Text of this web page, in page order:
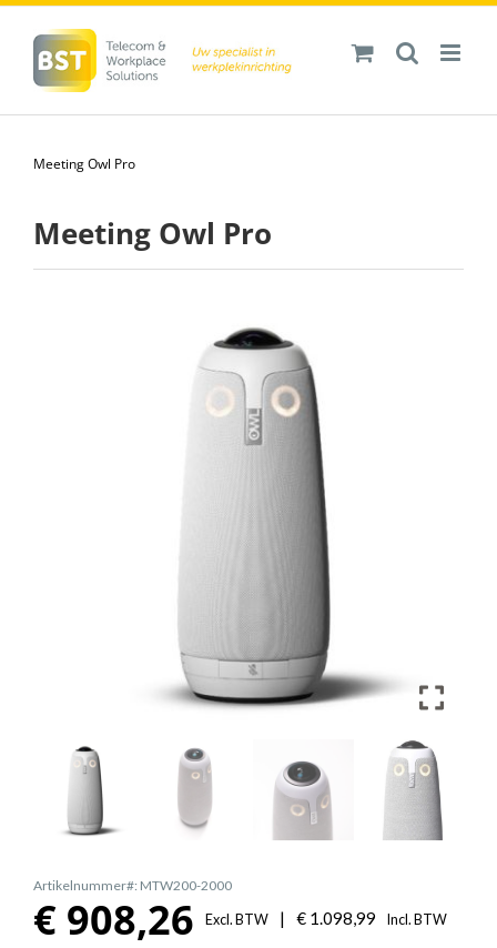
inhoud
Meeting Owl Pro
Meeting Owl Pro
Artikelnummer#: MTW200-2000
€ 908,26 Excl. BTW | € 1.098,99 Incl. BTW